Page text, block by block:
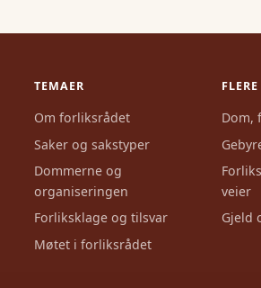
TEMAER
Om forliksrådet
Saker og sakstyper
Dommerne og
organiseringen
Forliksklage og tilsvar
Møtet i forliksrådet
Dom,
veier
Gjeld